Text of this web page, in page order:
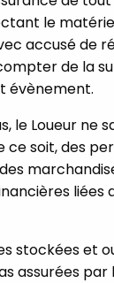
le
accusé de
de la
évènement.
le Loueur ne
ce soit, des
liées
stockées et
assurées par